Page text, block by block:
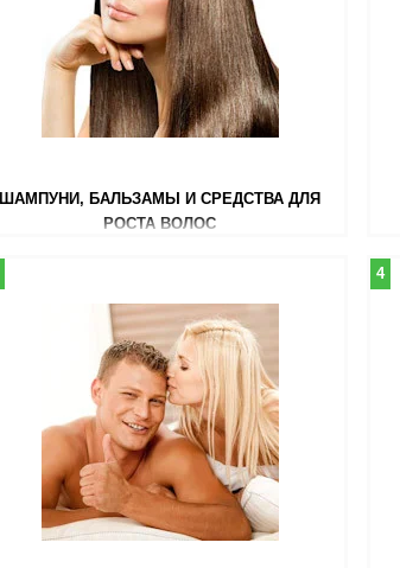
ШАМПУНИ, БАЛЬЗАМЫ И СРЕДСТВА ДЛЯ
РОСТА ВОЛОС
4